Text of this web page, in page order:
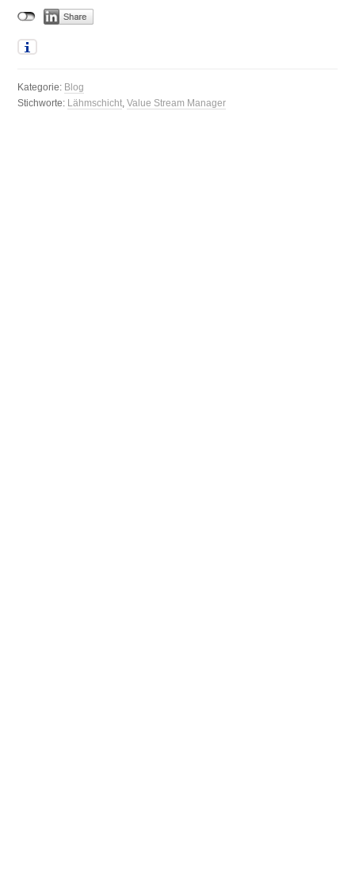
Kategorie: Blog
Stichworte: Lähmschicht,Value Stream Manager